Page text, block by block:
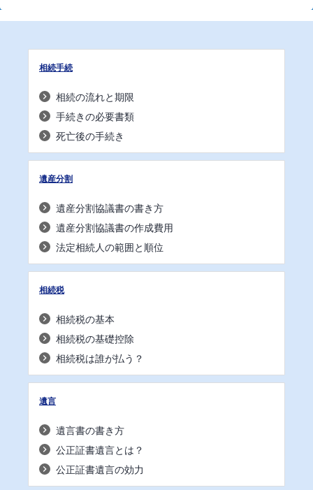
相続手続
相続の流れと期限
手続きの必要書類
死亡後の手続き
遺産分割
遺産分割協議書の書き方
遺産分割協議書の作成費用
法定相続人の範囲と順位
相続税
相続税の基本
相続税の基礎控除
相続税は誰が払う？
遺言
遺言書の書き方
公正証書遺言とは？
公正証書遺言の効力